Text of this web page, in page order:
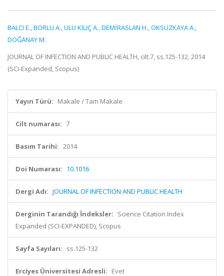
BALCI E.,BORLU A.,ULU KILIÇ A.,DEMİRASLAN H.,OKSUZKAYA A.,
DOĞANAY M.
JOURNAL OF INFECTION AND PUBLIC HEALTH, cilt.7, ss.125-132, 2014
(SCI-Expanded, Scopus)
Yayın Türü: Makale / Tam Makale
Cilt numarası: 7
Basım Tarihi: 2014
Doi Numarası: 10.1016
Dergi Adı: JOURNAL OF INFECTION AND PUBLIC HEALTH
Derginin Tarandığı İndeksler: Science Citation Index
Expanded (SCI-EXPANDED), Scopus
Sayfa Sayıları: ss.125-132
Erciyes Üniversitesi Adresli: Evet